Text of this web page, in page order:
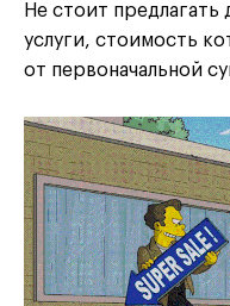
Не стоит
услуги, стоимость
от первоначальной